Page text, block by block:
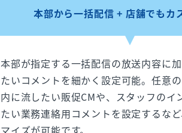
本部から一括配信 + 店舗でもカ
本部が指定する一括配信の放送内容に
たいコメントを細かく設定可能。任意
内に流したい販促CMや、スタッフのイ
たい業務連絡用コメントを設定するな
マイズが可能です。